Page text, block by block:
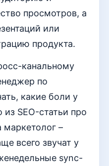
просмотров, а
или
продукта.
канальному
по
какие боли у
SEO-статьи про
маркетолог –
всего звучат у
sync-